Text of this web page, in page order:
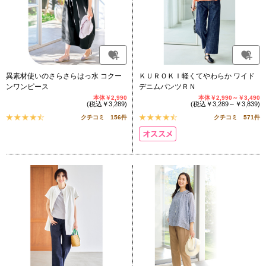
異素材使いのさらさらはっ水 コクー
ンワンピース
本体￥2,990
(税込￥3,289)
クチコミ 156件
ＫＵＲＯＫＩ軽くてやわらか ワイド
デニムパンツＲＮ
本体￥2,990～￥3,490
(税込￥3,289～￥3,839)
クチコミ 571件